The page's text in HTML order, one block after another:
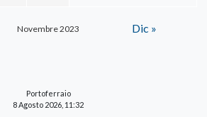
Novembre 2023 Dic »
Portoferraio
8 Agosto 2026, 11:32